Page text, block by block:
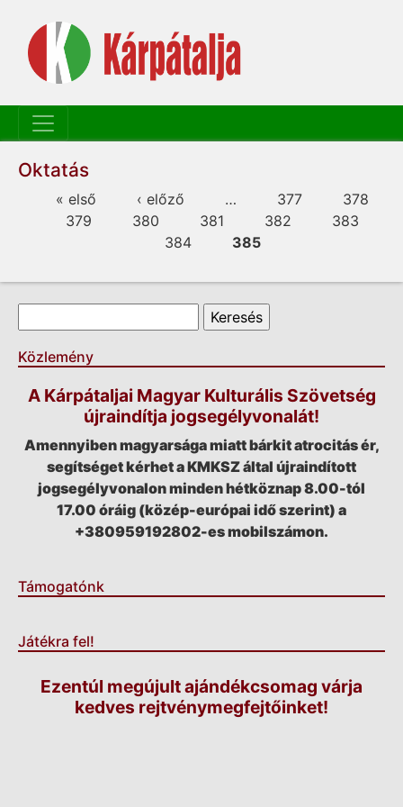
Oktatás
Oldalak« első ‹ előző … 377
378
379
380 381 382
383
384
385
Keresés űrlap
Közlemény
A Kárpátaljai Magyar Kulturális Szövetség
újraindítja jogsegélyvonalát!
Amennyiben magyarsága miatt bárkit atrocitás ér,
segítséget kérhet a KMKSZ által újraindított
jogsegélyvonalon minden hétköznap 8.00-tól
17.00 óráig (közép-európai idő szerint) a
+380959192802-es mobilszámon.
Támogatónk
Játékra fel!
Ezentúl megújult ajándékcsomag várja
kedves rejtvénymegfejtőinket!